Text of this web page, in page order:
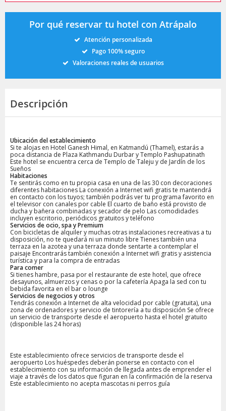
Por qué reservar tu hotel con Atrápalo
Atención personalizada
Pago 100% seguro
Valoraciones reales de usuarios
Descripción
Ubicación del establecimiento
Si te alojas en Hotel Ganesh Himal, en Katmandú (Thamel), estarás a
poca distancia de Plaza Kathmandu Durbar y Templo Pashupatinath
Este hotel se encuentra cerca de Templo de Taleju y de Jardín de los
Sueños
Habitaciones
Te sentirás como en tu propia casa en una de las 30 con decoraciones
diferentes habitaciones La conexión a Internet wifi gratis te mantendrá
en contacto con los tuyos; también podrás ver tu programa favorito en
el televisor con canales por cable El cuarto de baño está provisto de
ducha y bañera combinadas y secador de pelo Las comodidades
incluyen escritorio, periódicos gratuitos y teléfono
Servicios de ocio, spa y Premium
Con bicicletas de alquiler y muchas otras instalaciones recreativas a tu
disposición, no te quedará ni un minuto libre Tienes también una
terraza en la azotea y una terraza donde sentarte a contemplar el
paisaje Encontrarás también conexión a Internet wifi gratis y asistencia
turística y para la compra de entradas
Para comer
Si tienes hambre, pasa por el restaurante de este hotel, que ofrece
desayunos, almuerzos y cenas o por la cafetería Apaga la sed con tu
bebida favorita en el bar o lounge
Servicios de negocios y otros
Tendrás conexión a Internet de alta velocidad por cable (gratuita), una
zona de ordenadores y servicio de tintorería a tu disposición Se ofrece
un servicio de transporte desde el aeropuerto hasta el hotel gratuito
(disponible las 24 horas)
Este establecimiento ofrece servicios de transporte desde el
aeropuerto Los huéspedes deberán ponerse en contacto con el
establecimiento con su información de llegada antes de emprender el
viaje a través de los datos que figuran en la confirmación de la reserva
Este establecimiento no acepta mascotas ni perros guía